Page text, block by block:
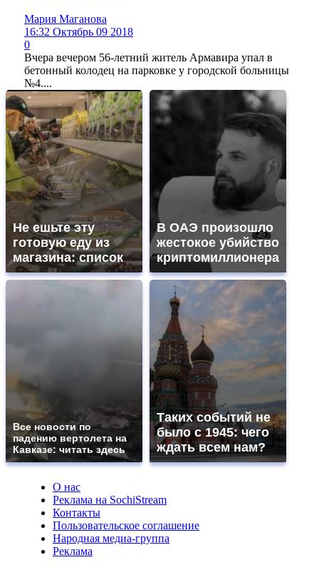
Мария Маганова
16:32 Октябрь 09 2018
0
Вчера вечером 56-летний житель Армавира упал в
бетонный колодец на парковке у городской больницы
№4....
Не ешьте эту
готовую еду из
магазина: список
В ОАЭ произошло
жестокое убийство
криптомиллионера
Все новости по
падению вертолета на
Кавказе: читать здесь
Таких событий не
было с 1945: чего
ждать всем нам?
О нас
Реклама на SochiStream
Контакты
Пользовательское соглашение
Народная медиа-группа
Реклама